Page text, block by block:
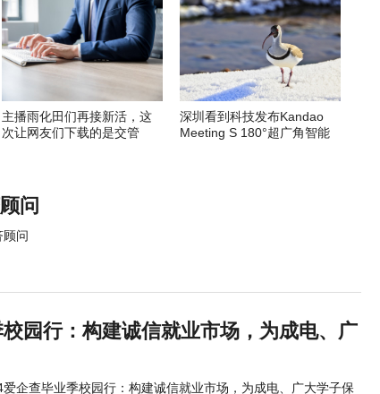
主播雨化田们再接新活，这
次让网友们下载的是交管
深圳看到科技发布Kandao
Meeting S 180°超广角智能
问
顾问
园行：构建诚信就业市场，为成电、广
爱企查毕业季校园行：构建诚信就业市场，为成电、广大学子保